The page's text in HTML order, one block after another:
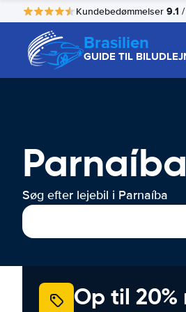
Kundebedømmelser 9.1 /
Brasilien
GUIDE TIL
Søg efter lejebil i Parnaíba
Op til